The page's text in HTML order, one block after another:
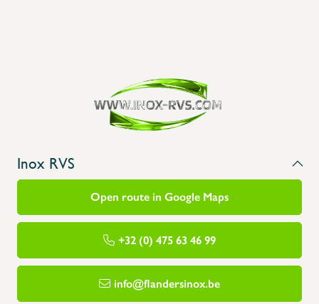
Inox RVS
Open route in Google Maps
+32 (0) 475 63 46 99
info@flandersinox.be